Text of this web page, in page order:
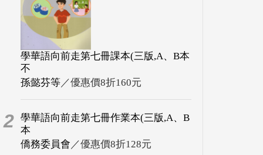
學華語向前走第七冊課本(三版,A、B本
不
孫懿芬等／優惠價8折160元
2 學華語向前走第七冊作業本(三版,A、B
本
僑務委員會 ／優惠價8折128元